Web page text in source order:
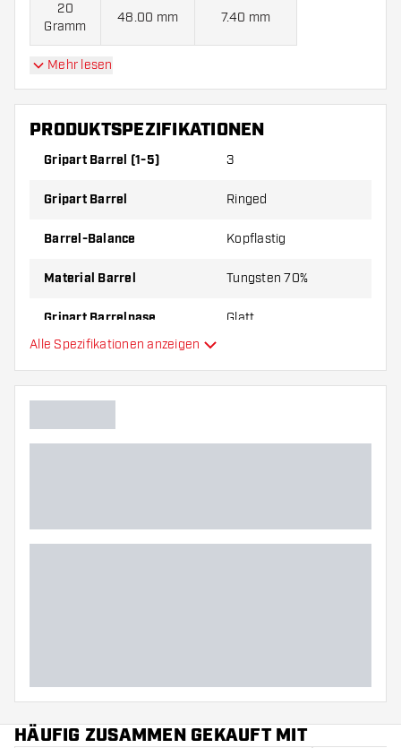
20
Gramm
48.00 mm 7.40 mm
Unicorn Gary Anderson Phase 6 70% Softdarts
Mehr lesen
PRODUKTSPEZIFIKATIONEN
Gripart Barrel (1-5) 3
Gripart Barrel Ringed
Barrel-Balance Kopflastig
Material Barrel Tungsten 70%
Gripart Barrelnase Glatt
Barrelfarbe
Alle Spezifikationen anzeigen
HÄUFIG ZUSAMMEN GEKAUFT MIT